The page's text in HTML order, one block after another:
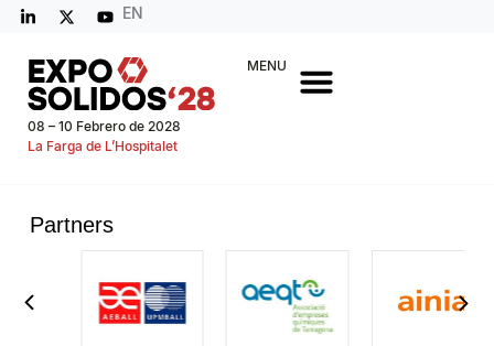
EN
08 – 10 Febrero de 2028
La Farga de L’Hospitalet
MENU
Partners